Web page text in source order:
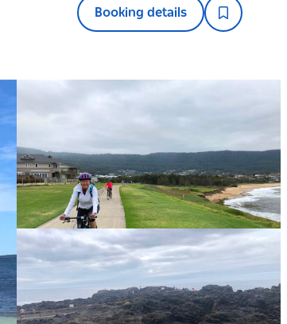
Booking details